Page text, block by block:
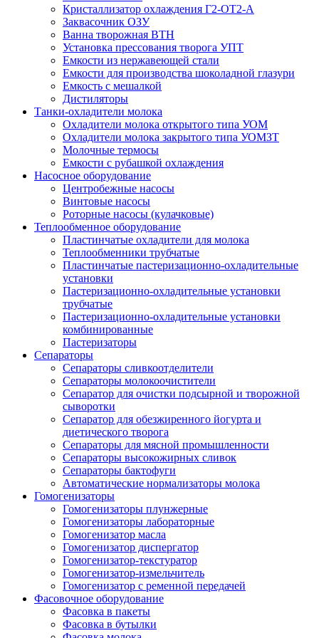
Кристаллизатор охлаждения Г2-ОТ2-А
Заквасочник ОЗУ
Ванна творожная ВТН
Установка прессования творога УПТ
Емкости из нержавеющей стали
Емкости для производства шоколадной глазури
Емкость с мешалкой
Дистиляторы
Танки-охладители молока
Охладители молока открытого типа УОМ
Охладители молока закрытого типа УОМЗТ
Молочные термосы
Емкости с рубашкой охлаждения
Насосное оборудование
Центробежные насосы
Винтовые насосы
Роторные насосы (кулачковые)
Теплообменное оборудование
Пластинчатые охладители для молока
Теплообменники трубчатые
Пластинчатые пастеризационно-охладительные
установки
Пастеризационно-охладительные установки
трубчатые
Пастеризационно-охладительные установки
комбинированные
Пастеризаторы
Сепараторы
Сепараторы сливкоотделители
Сепараторы молокоочистители
Сепаратор для очистки подсырной и творожной
сыворотки
Сепаратор для обезжиренного йогурта и
диетического творога
Сепараторы для мясной промышленности
Сепараторы высокожирных сливок
Сепараторы бактофуги
Автоматические нормализаторы молока
Гомогенизаторы
Гомогенизаторы плунжерные
Гомогенизаторы лабораторные
Гомогенизатор масла
Гомогенизатор диспергатор
Гомогенизатор-текстуратор
Гомогенизатор-измельчитель
Гомогенизатор с ременной передачей
Фасовочное оборудование
Фасовка в пакеты
Фасовка в бутылки